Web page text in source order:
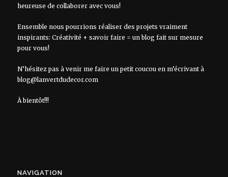
heureuse de collaborer avec vous!
Ensemble nous pourrions réaliser des projets vraiment
inspirants: Créativité + savoir faire = un blog fait sur mesure
pour vous!
N’hésitez pas à venir me faire un petit coucou en m’écrivant à
blog@lanvertdudecor.com
À bientôt!!!
NAVIGATION